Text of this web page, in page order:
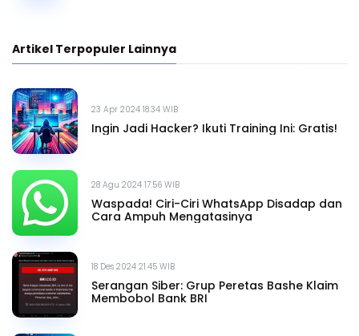
Artikel Terpopuler Lainnya
23 Apr 2024 18.34 WIB
Ingin Jadi Hacker? Ikuti Training Ini: Gratis!
28 Agu 2024 17.56 WIB
Waspada! Ciri-Ciri WhatsApp Disadap dan
Cara Ampuh Mengatasinya
18 Des 2024 21.45 WIB
Serangan Siber: Grup Peretas Bashe Klaim
Membobol Bank BRI